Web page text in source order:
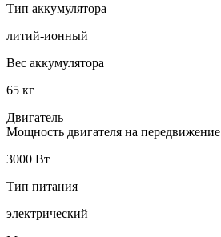
Тип аккумулятора
литий-ионный
Вес аккумулятора
65 кг
Двигатель
Мощность двигателя на передвижение
3000 Вт
Тип питания
электрический